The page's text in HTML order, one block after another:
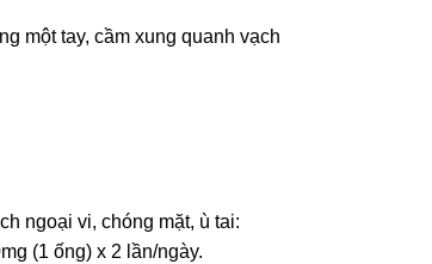
một tay, cầm xung quanh vạch
ngoại vi, chóng mặt, ù tai:
(1 ống) x 2 lần/ngày.